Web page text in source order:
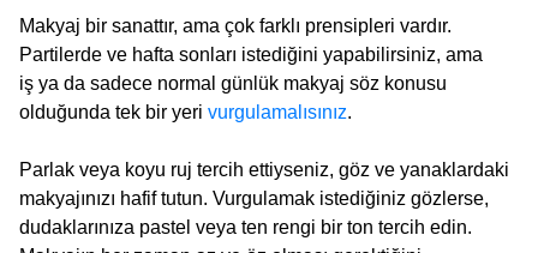
Makyaj bir sanattır, ama çok farklı prensipleri vardır.
Partilerde ve hafta sonları istediğini yapabilirsiniz, ama
iş ya da sadece normal günlük makyaj söz konusu
olduğunda tek bir yeri vurgulamalısınız.
Parlak veya koyu ruj tercih ettiyseniz, göz ve yanaklardaki
makyajınızı hafif tutun. Vurgulamak istediğiniz gözlerse,
dudaklarınıza pastel veya ten rengi bir ton tercih edin.